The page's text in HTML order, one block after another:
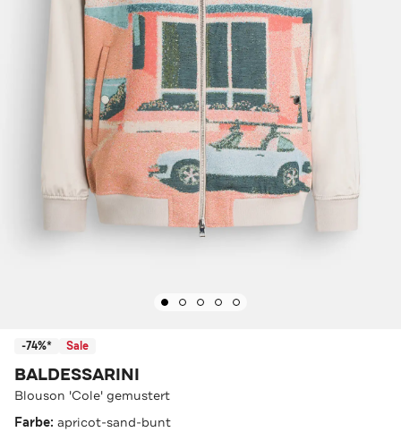
-74%* Sale
BALDESSARINI
Blouson 'Cole' gemustert
Farbe: apricot-sand-bunt